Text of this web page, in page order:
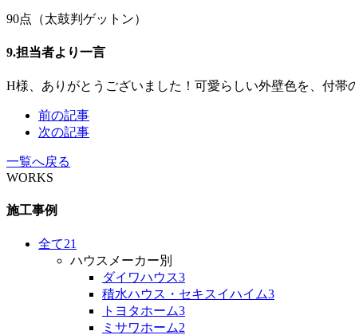
90点（太鼓判ゲットン）
9.担当者より一言
H様、ありがとうございました！可愛らしい外壁色を、付
前の記事
次の記事
一覧へ戻る
WORKS
施工事例
全て21
ハウスメーカー別
ダイワハウス3
積水ハウス・セキスイハイム3
トヨタホーム3
ミサワホーム2